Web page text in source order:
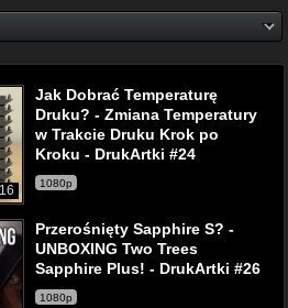
Jak Dobrać Temperaturę
Druku? - Zmiana Temperatury
w Trakcie Druku Krok po
Kroku - DrukArtki #24
1080p
Przerośnięty Sapphire S? -
UNBOXING Two Trees
Sapphire Plus! - DrukArtki #26
1080p